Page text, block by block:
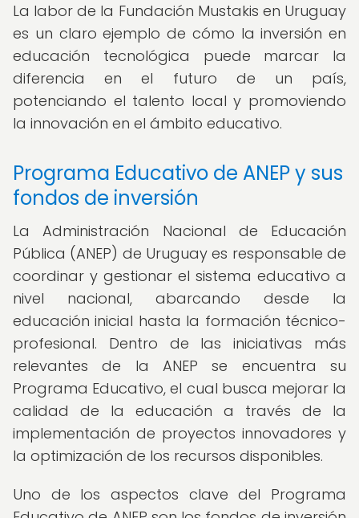
La labor de la Fundación Mustakis en Uruguay
es un claro ejemplo de cómo la inversión en
educación tecnológica puede marcar la
diferencia en el futuro de un país,
potenciando el talento local y promoviendo
la innovación en el ámbito educativo.
Programa Educativo de ANEP y sus
fondos de inversión
La Administración Nacional de Educación
Pública (ANEP) de Uruguay es responsable de
coordinar y gestionar el sistema educativo a
nivel nacional, abarcando desde la
educación inicial hasta la formación técnico-
profesional. Dentro de las iniciativas más
relevantes de la ANEP se encuentra su
Programa Educativo, el cual busca mejorar la
calidad de la educación a través de la
implementación de proyectos innovadores y
la optimización de los recursos disponibles.
Uno de los aspectos clave del Programa